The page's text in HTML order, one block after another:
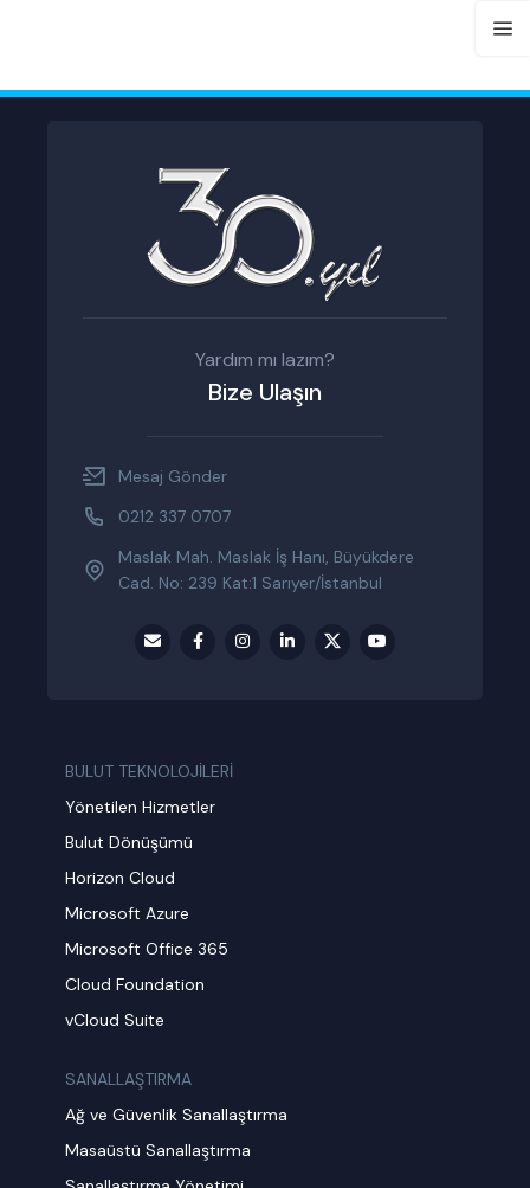
Yardım mı lazım?
Bize Ulaşın
Mesaj Gönder
0212 337 0707
Maslak Mah. Maslak İş Hanı, Büyükdere
Cad. No: 239 Kat:1 Sarıyer/İstanbul
BULUT TEKNOLOJİLERİ
Yönetilen Hizmetler
Bulut Dönüşümü
Horizon Cloud
Microsoft Azure
Microsoft Office 365
Cloud Foundation
vCloud Suite
SANALLAŞTIRMA
Ağ ve Güvenlik Sanallaştırma
Masaüstü Sanallaştırma